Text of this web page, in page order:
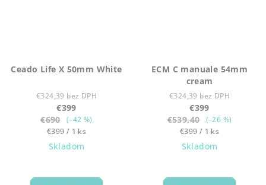
Ceado Life X 50mm White
€324,39 bez DPH
€399
€690 (–42 %)
Jednotková
cena:
€399 / 1 ks
Skladom
ECM C manuale 54mm
cream
€324,39 bez DPH
€399
€539,40
(–26 %)
Jednotková
cena:
€399 / 1 ks
Skladom